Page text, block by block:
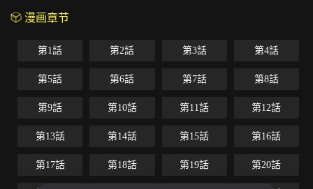
漫画章节
第1話 第2話 第3話 第4話
第5話 第6話 第7話 第8話
第9話 第10話 第11話 第12話
第13話 第14話 第15話 第16話
第17話 第18話 第19話 第20話